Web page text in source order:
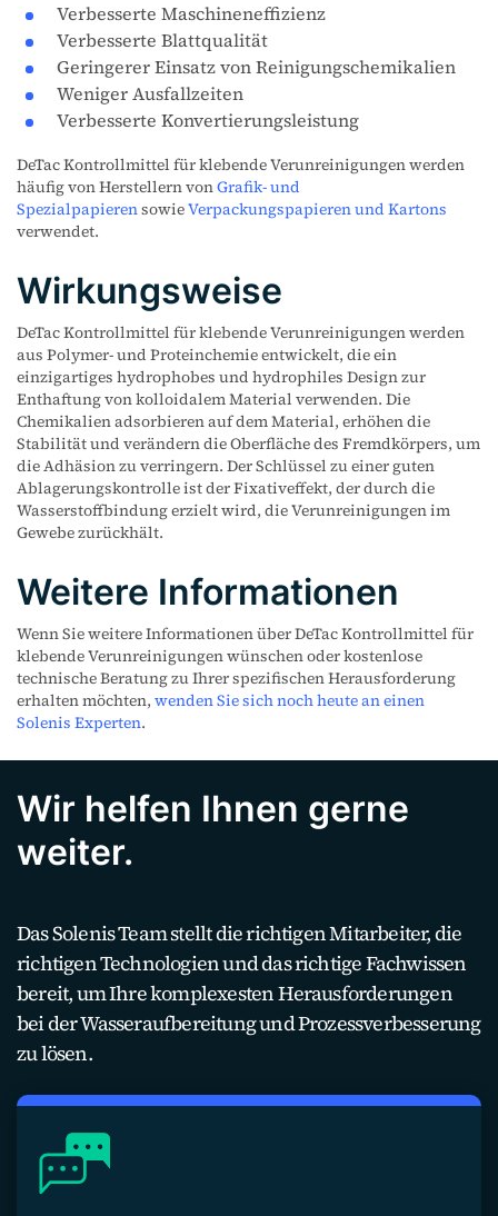
Verbesserte Maschineneffizienz
Verbesserte Blattqualität
Geringerer Einsatz von Reinigungschemikalien
Weniger Ausfallzeiten
Verbesserte Konvertierungsleistung
DeTac Kontrollmittel für klebende Verunreinigungen werden
häufig von Herstellern vonGrafik- und
SpezialpapierensowieVerpackungspapieren und Kartons
verwendet.
Wirkungsweise
DeTac Kontrollmittel für klebende Verunreinigungen werden
aus Polymer- und Proteinchemie entwickelt, die ein
einzigartiges hydrophobes und hydrophiles Design zur
Enthaftung von kolloidalem Material verwenden. Die
Chemikalien adsorbieren auf dem Material, erhöhen die
Stabilität und verändern die Oberfläche des Fremdkörpers, um
die Adhäsion zu verringern. Der Schlüssel zu einer guten
Ablagerungskontrolle ist der Fixativeffekt, der durch die
Wasserstoffbindung erzielt wird, die Verunreinigungen im
Gewebe zurückhält.
Weitere Informationen
Wenn Sie weitere Informationen über DeTac Kontrollmittel für
klebende Verunreinigungen wünschen oder kostenlose
technische Beratung zu Ihrer spezifischen Herausforderung
erhalten möchten, wenden Sie sich noch heute an einen
Solenis Experten.
Wir helfen Ihnen gerne
weiter.
Das Solenis Team stellt die richtigen Mitarbeiter, die
richtigen Technologien und das richtige Fachwissen
bereit, um Ihre komplexesten Herausforderungen
bei der Wasseraufbereitung und Prozessverbesserung
zu lösen.